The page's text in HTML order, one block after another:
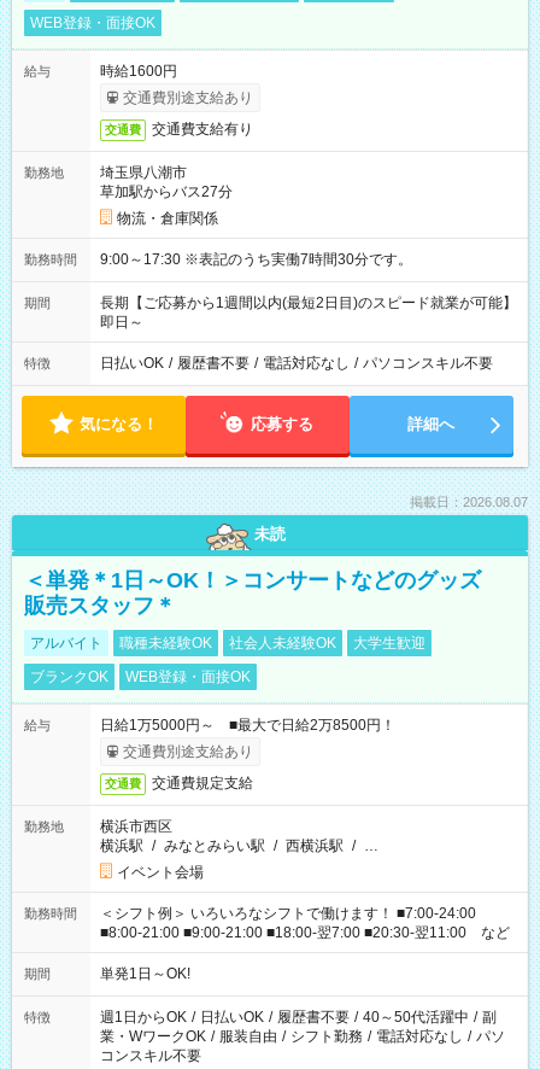
WEB登録・面接OK
給与
時給1600円
交通費別途支給あり
交通費 交通費支給有り
勤務地
埼玉県八潮市
草加駅からバス27分
物流・倉庫関係
勤務時間 9:00～17:30 ※表記のうち実働7時間30分です。
期間
長期【ご応募から1週間以内(最短2日目)のスピード就業が可能】
即日～
特徴 日払いOK / 履歴書不要 / 電話対応なし / パソコンスキル不要
気になる！ 応募する 詳細へ
掲載日：2026.08.07
未読
＜単発＊1日～OK！＞コンサートなどのグッズ
販売スタッフ＊
アルバイト 職種未経験OK 社会人未経験OK
大学生歓迎
ブランクOK
WEB登録・面接OK
給与
日給1万5000円～ ■最大で日給2万8500円！
交通費別途支給あり
交通費 交通費規定支給
勤務地
横浜市西区
横浜駅 / みなとみらい駅 / 西横浜駅 / …
イベント会場
勤務時間
＜シフト例＞ いろいろなシフトで働けます！ ■7:00-24:00
■8:00-21:00 ■9:00-21:00 ■18:00-翌7:00 ■20:30-翌11:00 など
期間 単発1日～OK!
特徴 週1日からOK / 日払いOK / 履歴書不要 / 40～50代活躍中 / 副
業・WワークOK / 服装自由 / シフト勤務 / 電話対応なし / パソ
コンスキル不要